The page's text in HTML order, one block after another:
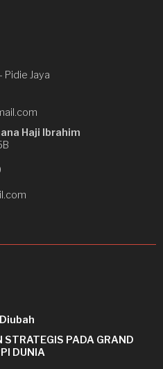
Pidie Jaya
Haji Ibrahim
STRATEGIS PADA GRAND
DUNIA